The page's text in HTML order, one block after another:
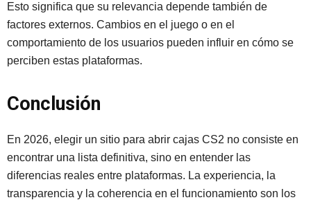
Esto significa que su relevancia depende también de
factores externos. Cambios en el juego o en el
comportamiento de los usuarios pueden influir en cómo se
perciben estas plataformas.
Conclusión
En 2026, elegir un sitio para abrir cajas CS2 no consiste en
encontrar una lista definitiva, sino en entender las
diferencias reales entre plataformas. La experiencia, la
transparencia y la coherencia en el funcionamiento son los